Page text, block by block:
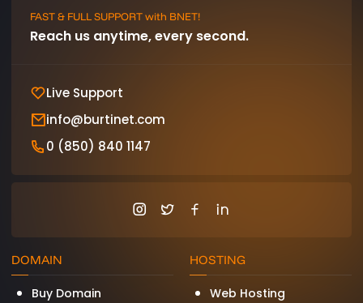
FAST & FULL SUPPORT with BNET!
Reach us anytime, every second.
Live Support
info@burtinet.com
0 (850) 840 1147
DOMAIN
Buy Domain
HOSTING
Web Hosting